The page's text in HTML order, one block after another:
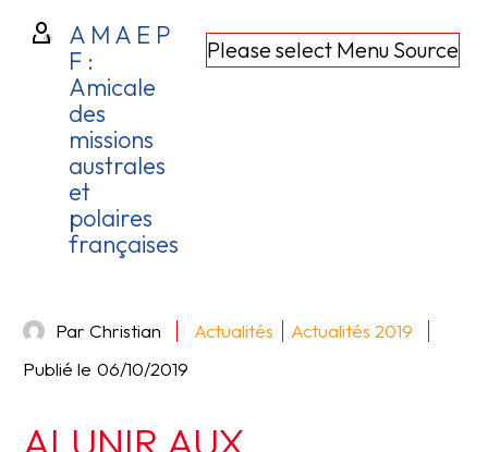
Please select Menu Source
A M A E P
F :
Amicale
des
missions
australes
et
polaires
françaises
Par Christian Actualités
Actualités 2019
Publié le 06/10/2019
ALUNIR AUX